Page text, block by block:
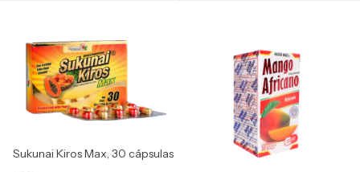
Sukunai Kiros Max, 30 cápsulas